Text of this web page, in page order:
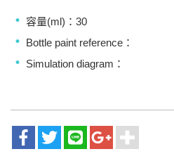
容量(ml)：30
Bottle paint reference：
Simulation diagram：